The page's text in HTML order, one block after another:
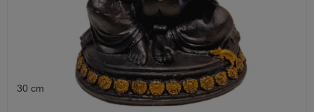
30 cm